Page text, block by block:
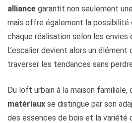
alliance garantit non seulement
mais offre également la possibilité
chaque réalisation selon les
L’escalier devient alors un élément
traverser les tendances sans
Du loft urbain à la maison familiale,
matériaux se distingue par son
des essences de bois et la variété